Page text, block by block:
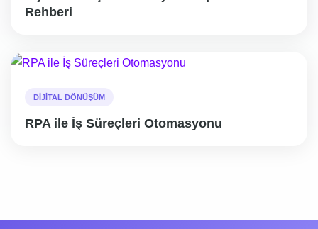
Rehberi
DIJITAL DÖNÜŞÜM
RPA ile İş Süreçleri Otomasyonu